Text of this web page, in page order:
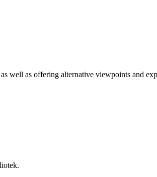
well as offering alternative viewpoints and